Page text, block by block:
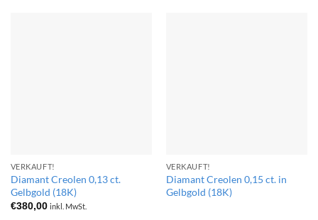
VERKAUFT!
Diamant Creolen 0,13 ct.
Gelbgold (18K)
€380,00 inkl. MwSt.
VERKAUFT!
Diamant Creolen 0,15 ct. in
Gelbgold (18K)